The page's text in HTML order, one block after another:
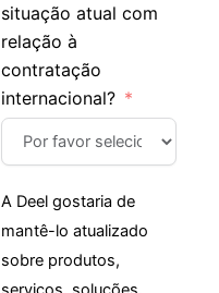
situação atual com
relação à
contratação
internacional?
A Deel gostaria de
mantê-lo atualizado
sobre produtos,